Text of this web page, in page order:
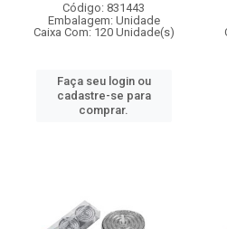
Código: 831443
Embalagem: Unidade
Caixa Com: 120 Unidade(s)
Faça seu login ou
cadastre-se para
comprar.